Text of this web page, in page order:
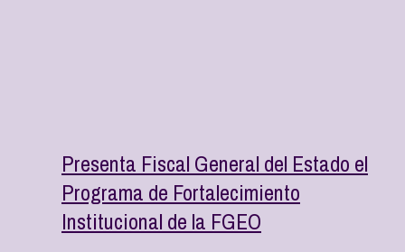
Presenta Fiscal General del Estado el
Programa de Fortalecimiento
Institucional de la FGEO